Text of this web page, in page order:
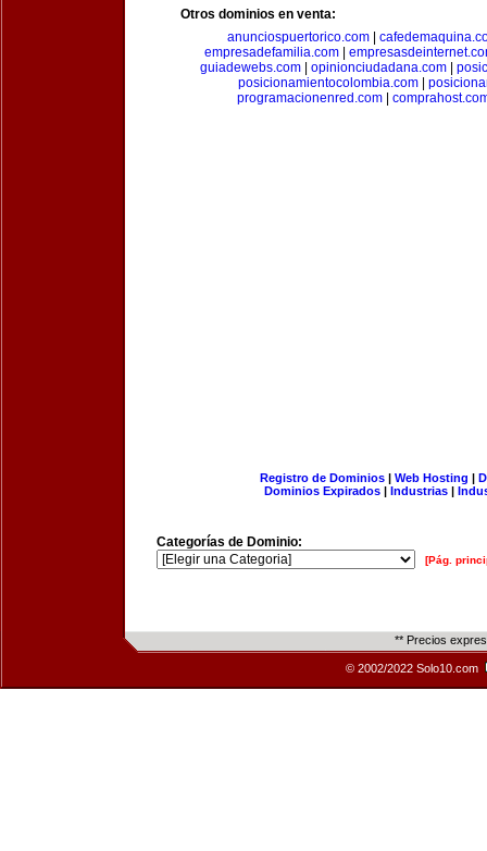
Otros dominios en venta:
anunciospuertorico.com|
empresadefamilia.com
guiadewebs.com
opinionciudadana.com
posicionamientocolombia.com|
programacionenred.com
Registro de Dominios| Web Hosting |
Dominios Expirados | Industrias |
Categorías de Dominio:
[Pág.
** Precios
© 2002/2022 Solo10.com